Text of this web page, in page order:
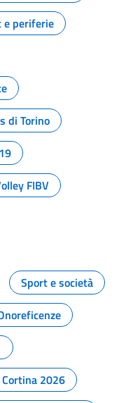
e periferie
di Torino
FIBV
Sport e società
2026